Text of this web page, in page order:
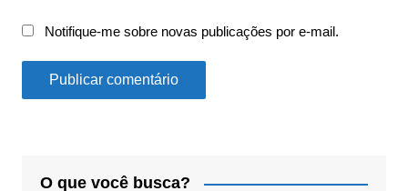
Notifique-me sobre novas publicações por e-mail.
O que você busca?